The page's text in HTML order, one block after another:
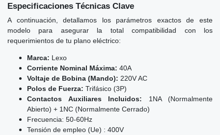
Especificaciones Técnicas Clave
A continuación, detallamos los parámetros exactos de este
modelo para asegurar la total compatibilidad con los
requerimientos de tu plano eléctrico:
Marca: Lexo
Corriente Nominal Máxima: 40A
Voltaje de Bobina (Mando): 220V AC
Polos de Fuerza: Trifásico (3P)
Contactos Auxiliares Incluidos: 1NA (Normalmente
Abierto) + 1NC (Normalmente Cerrado)
Frecuencia: 50-60Hz
Tensión de empleo (Ue) : 400V